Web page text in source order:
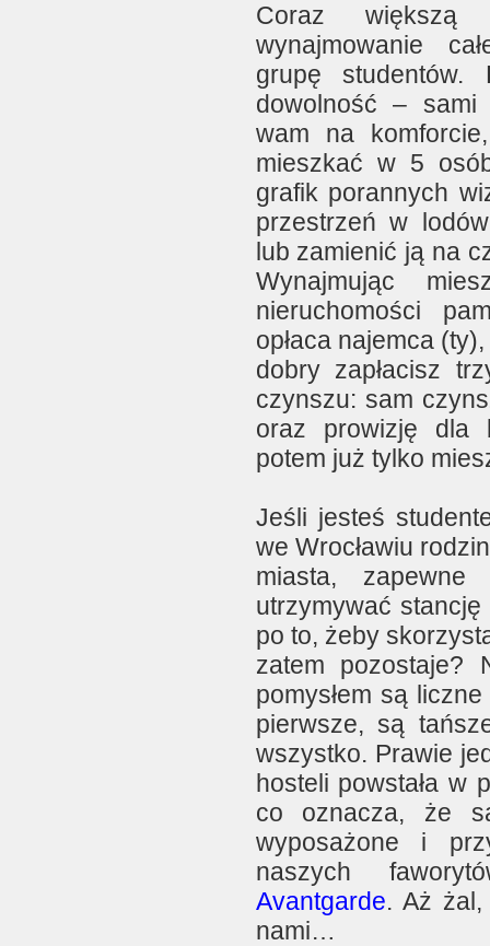
Coraz większą
wynajmowanie
grupę studentów.
dowolność –
wam na
mieszkać w 5
grafik porannych
przestrzeń w
lub zamienić ją na
Wynajmując
nieruchomości
opłaca najemca
dobry zapłacisz
czynszu: sam
oraz prowizję dla
potem już tylko
Jeśli jesteś
we Wrocławiu
miasta,
utrzymywać
po to, żeby
zatem pozostaje?
pomysłem są
pierwsze, są
wszystko. Prawie
hosteli powstała w
co oznacza, że
wyposażone i
naszych
Avantgarde. Aż
nami…